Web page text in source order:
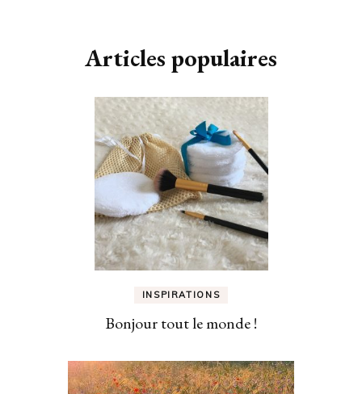
Articles populaires
INSPIRATIONS
Bonjour tout le monde !